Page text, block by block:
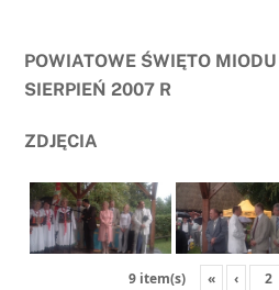
POWIATOWE ŚWIĘTO
SIERPIEŃ 2007 R
ZDJĘCIA
9 item(s) « ‹